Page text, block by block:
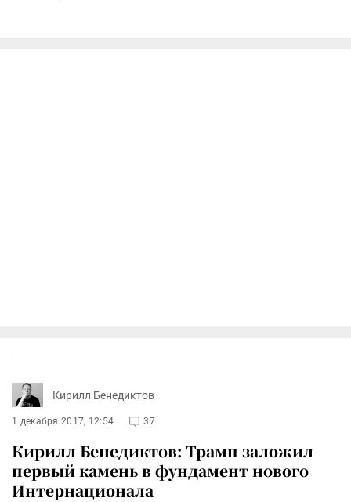
Кирилл Бенедиктов
1 декабря 2017, 12:54 37
Кирилл Бенедиктов: Трамп заложил
первый камень в фундамент нового
Интернационала